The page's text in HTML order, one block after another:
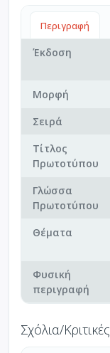
Περιγραφή
Έκδοση
Μορφή
Σειρά
Τίτλος
Πρωτοτύπου
Γλώσσα
Πρωτοτύπου
Θέματα
Φυσική
περιγραφή
Σχόλια/Κριτικές